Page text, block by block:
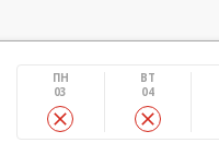
ПН
03
ВТ
04